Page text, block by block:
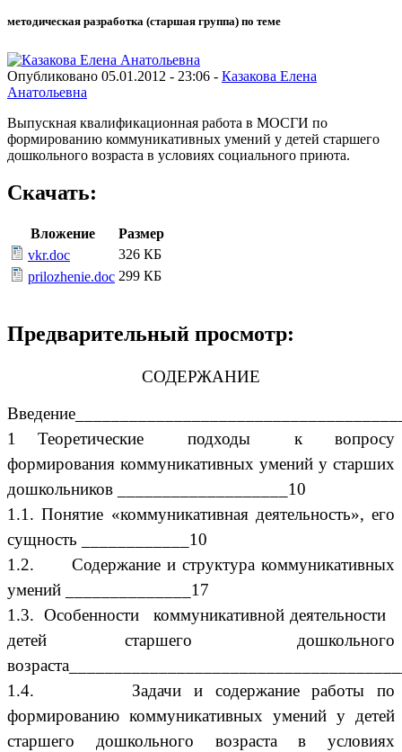
методическая разработка (старшая группа) по теме
Опубликовано 05.01.2012 - 23:06 - Казакова Елена
Анатольевна
Выпускная квалификационная работа в МОСГИ по
формированию коммуникативных умений у детей старшего
дошкольного возраста в условиях социального приюта.
Скачать:
Вложение
Размер
vkr.doc
326 КБ
prilozhenie.doc 299 КБ
Предварительный просмотр:
СОДЕРЖАНИЕ
1 Теоретические подходы к вопросу
формирования коммуникативных умений у старших
дошкольников ___________________10
1.1.Понятие «коммуникативная деятельность», его
сущность ____________10
1.2. Содержание и структура коммуникативных
умений ______________17
1.3. Особенности коммуникативной деятельности
детей старшего дошкольного
1.4. Задачи и содержание работы по
формированию коммуникативных умений у детей
старшего дошкольного возраста в условиях